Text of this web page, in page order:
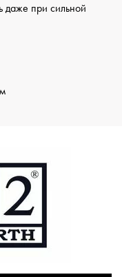
даже при сильной